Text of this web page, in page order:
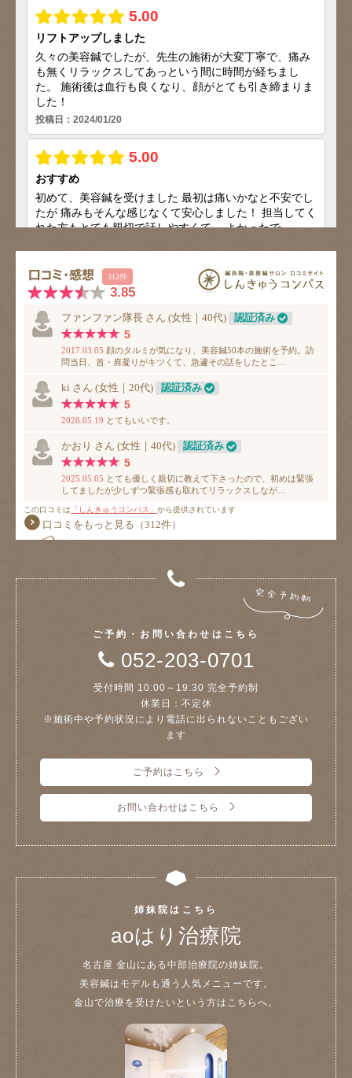
ご予約・お問い合わせはこちら
052-203-0701
受付時間 10:00～19:30 完全予約制
休業日：不定休
※施術中や予約状況により電話に出られないこともござい
ます
ご予約はこちら
お問い合わせはこちら
姉妹院はこちら
aoはり治療院
名古屋 金山にある中部治療院の姉妹院。
美容鍼はモデルも通う人気メニューです。
金山で治療を受けたいという方はこちらへ。